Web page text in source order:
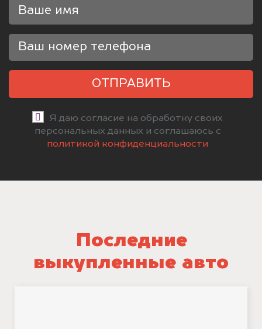
ОТПРАВИТЬ
Я даю согласие на обработку своих
персональных данных и соглашаюсь с
политикой конфиденциальности
Последние
выкупленные авто